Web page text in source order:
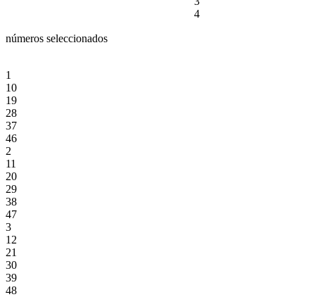
4
números seleccionados
1
10
19
28
37
46
2
11
20
29
38
47
3
12
21
30
39
48